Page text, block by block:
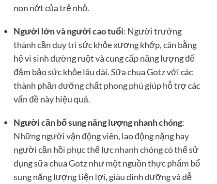
non nớt của trẻ nhỏ.
Người lớn và người cao tuổi: Người trưởng
thành cần duy trì sức khỏe xương khớp, cân bằng
hệ vi sinh đường ruột và cung cấp năng lượng để
đảm bảo sức khỏe lâu dài. Sữa chua Gotz với các
thành phần dưỡng chất phong phú giúp hỗ trợ các
vấn đề này hiệu quả.
Người cần bổ sung năng lượng nhanh chóng:
Những người vận động viên, lao động nặng hay
người cần hồi phục thể lực nhanh chóng có thể sử
dụng sữa chua Gotz như một nguồn thực phẩm bổ
sung năng lượng tiện lợi, giàu dinh dưỡng và dễ